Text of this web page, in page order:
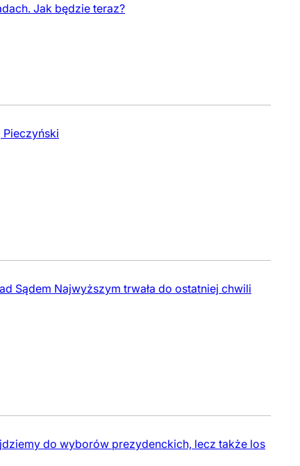
Jak będzie teraz?
Pieczyński
Sądem Najwyższym trwała do ostatniej chwili
do wyborów prezydenckich, lecz także los